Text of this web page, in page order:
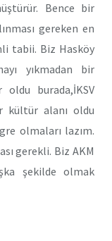
Bence bir
gereken en
tabii. Biz Hasköy
yıkmadan bir
burada,İKSV
kültür alanı oldu
olmaları lazım.
gerekli. Biz AKM
şekilde olmak